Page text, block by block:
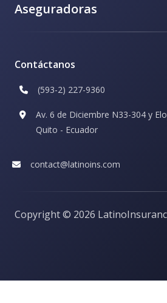
Aseguradoras
Contáctanos
(593-2) 227-9360
Av. 6 de Diciembre N33-304 y
Quito - Ecuador
contact@latinoins.com
Copyright © 2026